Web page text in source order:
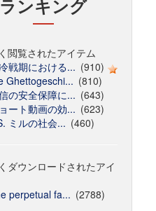
ランキング
閲覧されたアイテム
戦期における... (910)
Ghettogeschi... (810)
の安全保障に... (643)
ート動画の効... (623)
ミルの社会... (460)
ダウンロードされたアイ
perpetual fa... (2788)